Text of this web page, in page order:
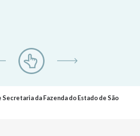
da Fazenda do Estado de São